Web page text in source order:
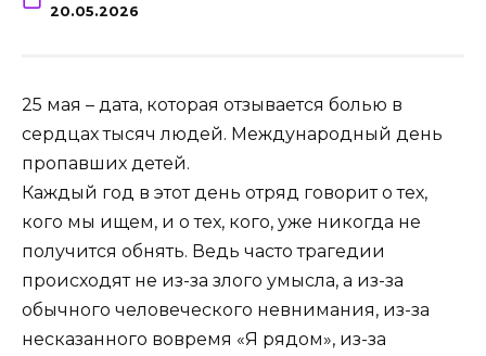
20.05.2026
25 мая – дата, которая отзывается болью в
сердцах тысяч людей. Международный день
пропавших детей.
Каждый год в этот день отряд говорит о тех,
кого мы ищем, и о тех, кого, уже никогда не
получится обнять. Ведь часто трагедии
происходят не из-за злого умысла, а из-за
обычного человеческого невнимания, из-за
несказанного вовремя «Я рядом», из-за